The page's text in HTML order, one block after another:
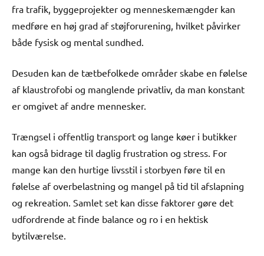
fra trafik, byggeprojekter og menneskemængder kan
medføre en høj grad af støjforurening, hvilket påvirker
både fysisk og mental sundhed.
Desuden kan de tætbefolkede områder skabe en følelse
af klaustrofobi og manglende privatliv, da man konstant
er omgivet af andre mennesker.
Trængsel i offentlig transport og lange køer i butikker
kan også bidrage til daglig frustration og stress. For
mange kan den hurtige livsstil i storbyen føre til en
følelse af overbelastning og mangel på tid til afslapning
og rekreation. Samlet set kan disse faktorer gøre det
udfordrende at finde balance og ro i en hektisk
bytilværelse.